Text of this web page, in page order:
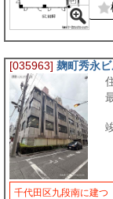
[035963] 麹町秀永
千代田区九段南に建つ